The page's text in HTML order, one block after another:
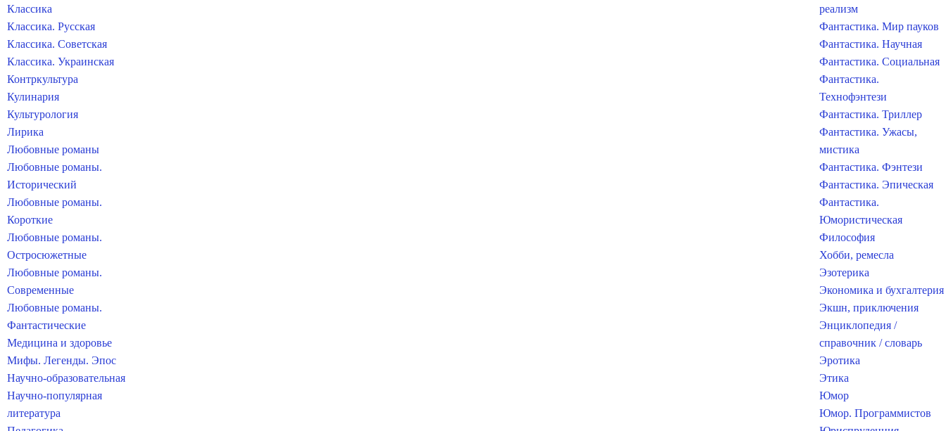
Классика
Классика. Русская
Классика. Советская
Классика. Украинская
Контркультура
Кулинария
Культурология
Лирика
Любовные романы
Любовные романы.
Исторический
Любовные романы.
Короткие
Любовные романы.
Остросюжетные
Любовные романы.
Современные
Любовные романы.
Фантастические
Медицина и здоровье
Мифы. Легенды. Эпос
Научно-образовательная
Научно-популярная
литература
реализм
Фантастика. Мир пауков
Фантастика. Научная
Фантастика. Социальная
Фантастика.
Технофэнтези
Фантастика. Триллер
Фантастика. Ужасы,
мистика
Фантастика. Фэнтези
Фантастика. Эпическая
Фантастика.
Юмористическая
Философия
Хобби, ремесла
Эзотерика
Экономика и бухгалтерия
Экшн, приключения
Энциклопедия /
справочник / словарь
Эротика
Этика
Юмор
Юмор. Программистов